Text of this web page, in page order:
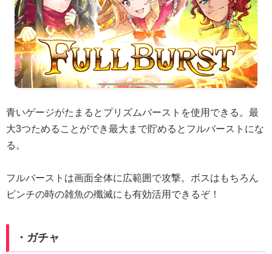
青いゲージがたまるとプリズムバーストを使用できる。最
大3つためることができ最大まで貯めるとフルバーストにな
る。
フルバーストは画面全体に広範囲で攻撃。ボスはもちろん
ピンチの時の雑魚の殲滅にも有効活用できるぞ！
・ガチャ